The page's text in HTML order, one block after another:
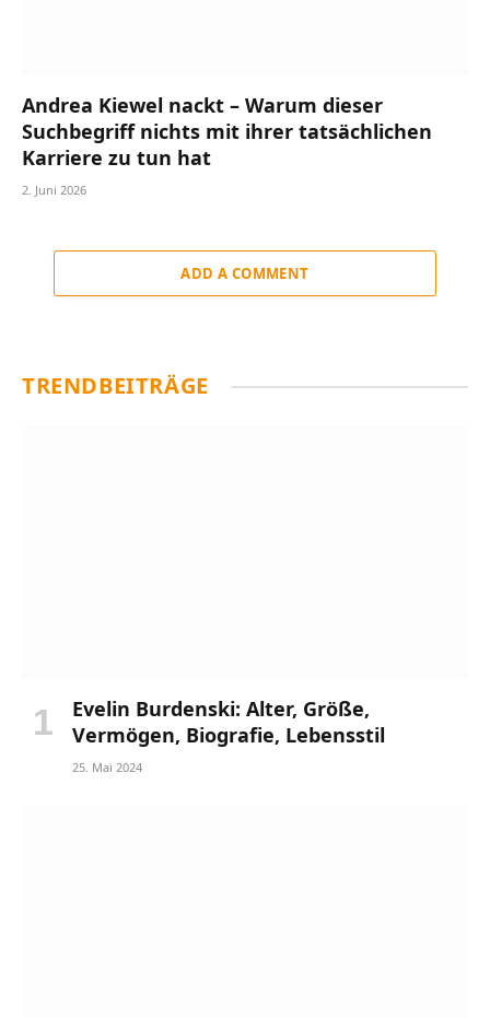
Andrea Kiewel nackt – Warum dieser
Suchbegriff nichts mit ihrer tatsächlichen
Karriere zu tun hat
2. Juni 2026
ADD A COMMENT
TRENDBEITRÄGE
Evelin Burdenski: Alter, Größe,
Vermögen, Biografie, Lebensstil
25. Mai 2024